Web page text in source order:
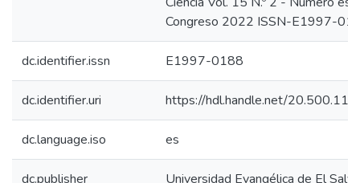
Congreso 2022 ISSN-E1997-
dc.identifier.issn E1997-0188
dc.identifier.uri https://hdl.handle.net/
dc.language.iso es
dc.publisher Universidad Evangélica de El